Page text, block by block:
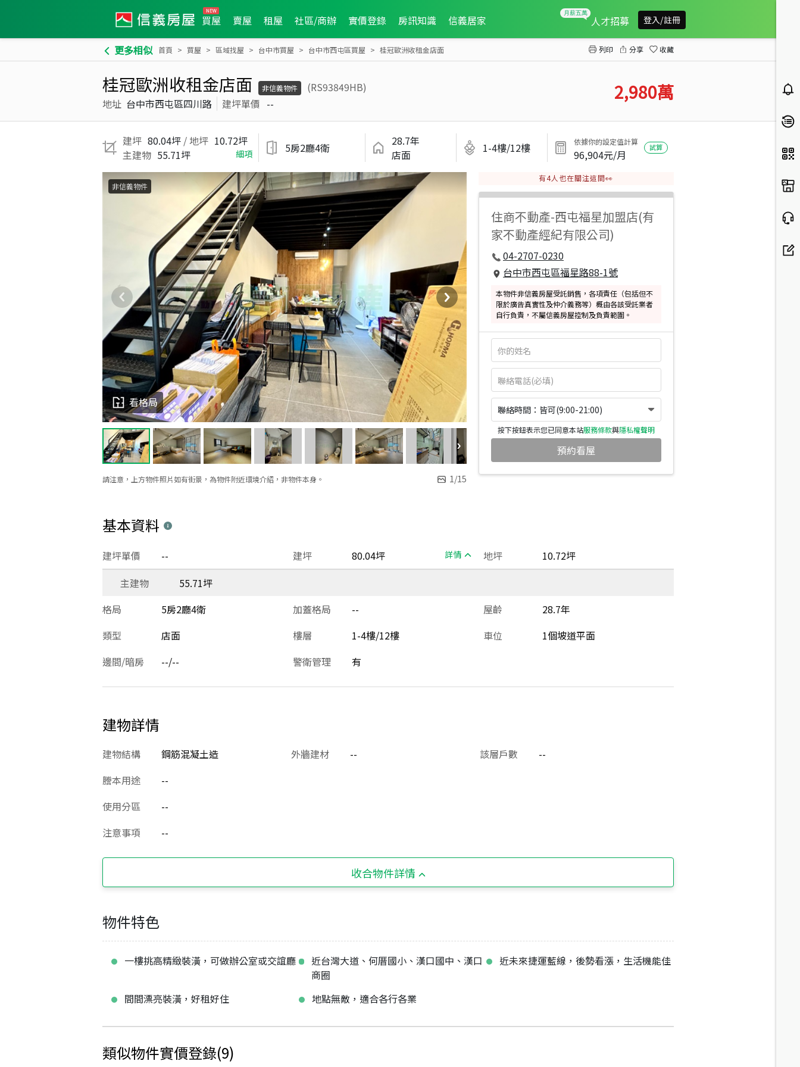
買屋 賣屋 租屋 社區/商辦 實價登錄 房訊知識 信義居家 人才招募 登入/註冊
更多相似 首頁 買屋 區域找屋 台中市買屋 台中市西屯區買屋 桂冠歐洲收租金店面 列印 分享 收藏
桂冠歐洲收租金店面 非信義物件
(RS93849HB)
地址 台中市西屯區四川路 建坪單價 -- 2,980萬
建坪 80.04坪 / 地坪 10.72坪
主建物 55.71坪 細項 5房2廳4衛
28.7年
店面
1-4樓/12樓 依據你的設定值計算
96,904元/月
試算
請注意，上方物件照片如有街景，為物件附近環境介紹，非物件本身。 1/15
看格局
非信義物件
有4人也在關注這間👀
住商不動產-西屯福星加盟店(有
家不動產經紀有限公司)
04-2707-0230
台中市西屯區福星路88-1號
本物件非信義房屋受託銷售，各項責任（包括但不
限於廣告真實性及仲介義務等）概由各該受託業者
自行負責，不屬信義房屋控制及負責範圍。
聯絡時間：皆可(9:00-21:00)
按下按鈕表示您已同意本站服務條款與隱私權聲明
預約看屋
基本資料
建坪 80.04坪 詳情
建坪單價 -- 地坪
10.72坪
主建物
55.71坪
格局
5房2廳4衛 加蓋格局 -- 屋齡
28.7年
類型
店面 樓層 1-4樓/12樓 車位
1個坡道平面
邊間/暗房
--/-- 警衛管理 有
建物詳情
建物結構 鋼筋混凝土造 外牆建材 -- 該層戶數
--
謄本用途
--
使用分區
--
注意事項
--
收合物件詳情
物件特色
一樓挑高精緻裝潢，可做辦公室或交誼廳
近台灣大道、何厝國小、漢口國中、漢口
商圈
近未來捷運藍線，後勢看漲，生活機能佳
間間漂亮裝潢，好租好住 地點無敵，適合各行各業
類似物件實價登錄(9)